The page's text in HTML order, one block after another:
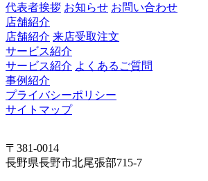
代表者挨拶 お知らせ お問い合わせ
店舗紹介
店舗紹介 来店受取注文
サービス紹介
サービス紹介 よくあるご質問
事例紹介
プライバシーポリシー
サイトマップ
〒381-0014
長野県長野市北尾張部715-7